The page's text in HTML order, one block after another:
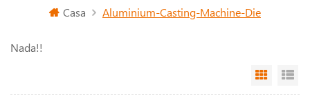
Casa Aluminium-Casting-Machine-Die
Nada!!
Grid